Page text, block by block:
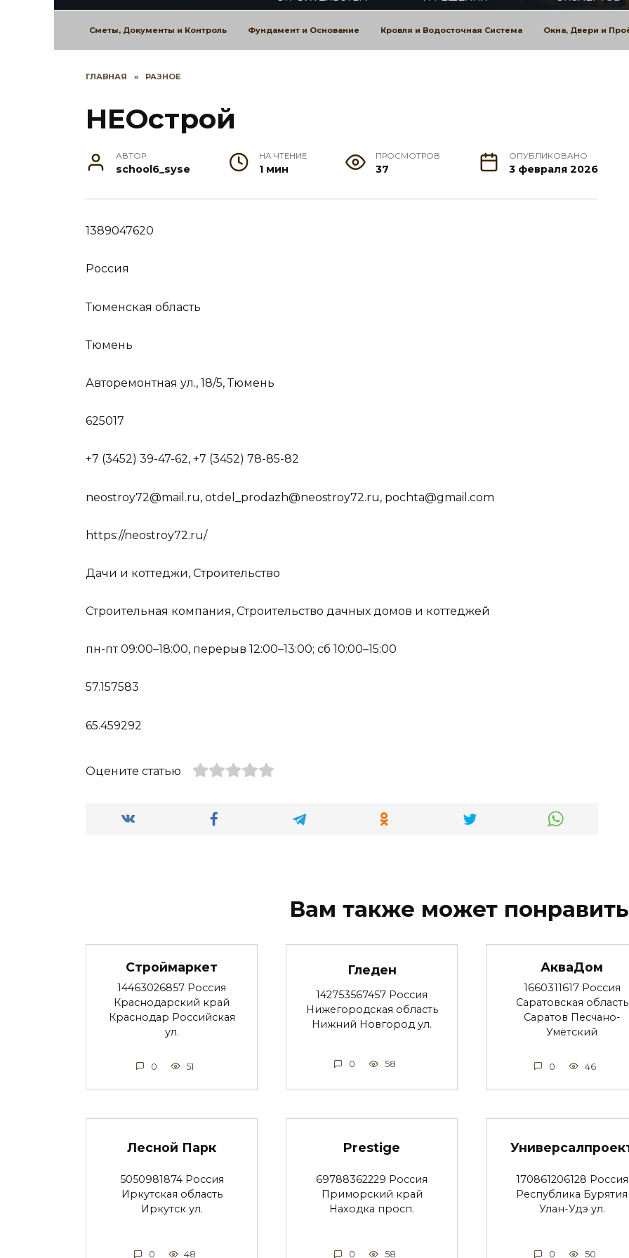
Сметы, Документы и Контроль Фундамент и Основание Кровля и Водосточная Система Окна, Двери и
ГЛАВНАЯ » РАЗНОЕ
НЕОстрой
АВТОР
school6_syse
НА ЧТЕНИЕ
1 мин
ПРОСМОТРОВ
37
ОПУБЛИКОВАНО
3 февраля 2026
1389047620
Россия
Тюменская область
Тюмень
Авторемонтная ул., 18/5, Тюмень
625017
+7 (3452) 39-47-62, +7 (3452) 78-85-82
neostroy72@mail.ru, otdel_prodazh@neostroy72.ru, pochta@gmail.com
https://neostroy72.ru/
Дачи и коттеджи, Строительство
Строительная компания, Строительство дачных домов и коттеджей
пн-пт 09:00–18:00, перерыв 12:00–13:00; сб 10:00–15:00
57.157583
65.459292
Оцените статью
Вам также может
Строймаркет
14463026857 Россия
Краснодарский край
Краснодар Российская
ул.
0 51
Гледен
142753567457 Россия
Нижегородская область
Нижний Новгород ул.
0 58
АкваДом
1660311617 Россия
Саратовская область
Саратов Песчано-
Умётский
0 46
Лесной Парк
5050981874 Россия
Иркутская область
Иркутск ул.
0 48
Prestige
69788362229 Россия
Приморский край
Находка просп.
0 58
170861206128 Россия
Республика Бурятия
Улан-Удэ ул.
0 50